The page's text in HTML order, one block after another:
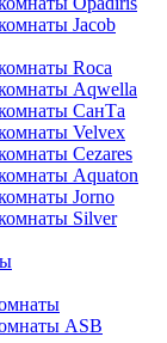
Jacob
Roca
Aqwella
СанТа
Velvex
Cezares
Aquaton
Jorno
Silver
ASB